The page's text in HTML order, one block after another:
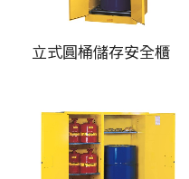
立式圓桶儲存安全櫃